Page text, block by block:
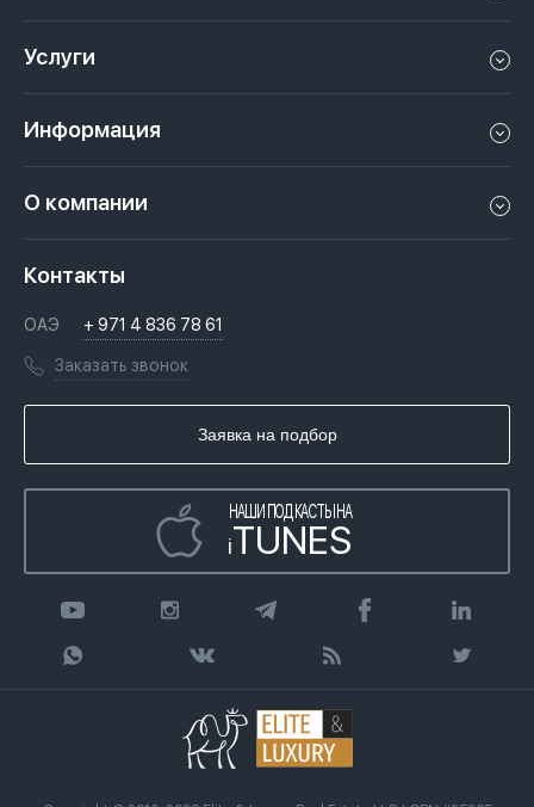
Апартаменты в Дубае
Пентхаус в Дубае
Услуги
Сдать недвижимость в Дубае, ОАЭ
Недвижимость за криптовалюту в Дубае
Переезд в Дубай, ОАЭ
Гражданство ОАЭ
Информация
Законы
Вопросы и ответы
Книги
Инфографика
О компании
Лицензии
Агентство недвижимости
Контакты
ОАЭ + 971 4 836 78 61
Заказать звонок
Заявка на подбор
НАШИ ПОДКАСТЫ НА
iTUNES